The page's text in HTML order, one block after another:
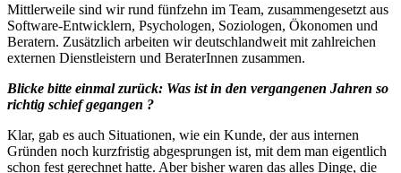
Mittlerweile sind wir rund fünfzehn im Team, zusammengesetzt aus
Software-Entwicklern, Psychologen, Soziologen, Ökonomen und
Beratern. Zusätzlich arbeiten wir deutschlandweit mit zahlreichen
externen Dienstleistern und BeraterInnen zusammen.
Blicke bitte einmal zurück: Was ist in den vergangenen Jahren so
richtig schief gegangen ?
Klar, gab es auch Situationen, wie ein Kunde, der aus internen
Gründen noch kurzfristig abgesprungen ist, mit dem man eigentlich
schon fest gerechnet hatte. Aber bisher waren das alles Dinge, die